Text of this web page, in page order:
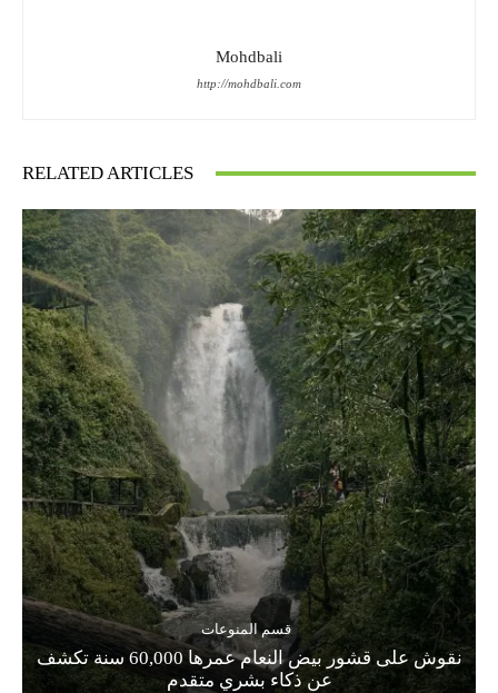
Mohdbali
http://mohdbali.com
RELATED ARTICLES
قسم المنوعات
نقوش على قشور بيض النعام عمرها 60,000 سنة تكشف
عن ذكاء بشري متقدم